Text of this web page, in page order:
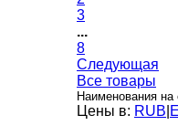
3
...
8
Следующая
Все товары
Наименования
Цены в: RUB